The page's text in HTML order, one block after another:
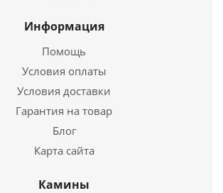
Купить в 1 клик
Информация
Помощь
Условия оплаты
Условия доставки
Гарантия на товар
Блог
Карта сайта
Камины